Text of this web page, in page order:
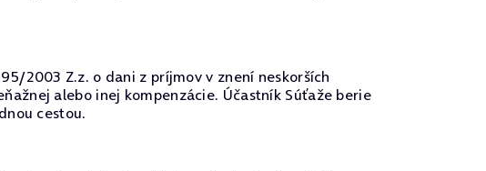
2003 Z.z. o dani z príjmov v znení neskorších
alebo inej kompenzácie. Účastník Súťaže berie
cestou.